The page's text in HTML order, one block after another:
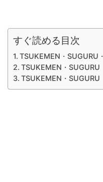
すぐ読める目次
TSUKEMEN・SUGURU
TSUKEMEN・SUGURU
TSUKEMEN・SUGURU